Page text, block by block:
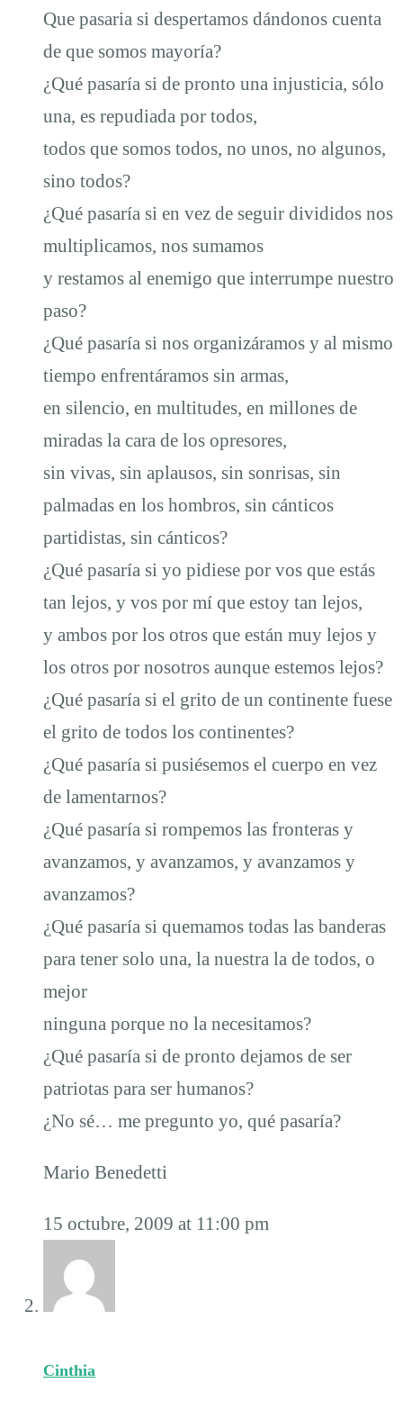
Que pasaria si despertamos dándonos cuenta
de que somos mayoría?
¿Qué pasaría si de pronto una injusticia, sólo
una, es repudiada por todos,
todos que somos todos, no unos, no algunos,
sino todos?
¿Qué pasaría si en vez de seguir divididos nos
multiplicamos, nos sumamos
y restamos al enemigo que interrumpe nuestro
paso?
¿Qué pasaría si nos organizáramos y al mismo
tiempo enfrentáramos sin armas,
en silencio, en multitudes, en millones de
miradas la cara de los opresores,
sin vivas, sin aplausos, sin sonrisas, sin
palmadas en los hombros, sin cánticos
partidistas, sin cánticos?
¿Qué pasaría si yo pidiese por vos que estás
tan lejos, y vos por mí que estoy tan lejos,
y ambos por los otros que están muy lejos y
los otros por nosotros aunque estemos lejos?
¿Qué pasaría si el grito de un continente fuese
el grito de todos los continentes?
¿Qué pasaría si pusiésemos el cuerpo en vez
de lamentarnos?
¿Qué pasaría si rompemos las fronteras y
avanzamos, y avanzamos, y avanzamos y
avanzamos?
¿Qué pasaría si quemamos todas las banderas
para tener solo una, la nuestra la de todos, o
mejor
ninguna porque no la necesitamos?
¿Qué pasaría si de pronto dejamos de ser
patriotas para ser humanos?
¿No sé… me pregunto yo, qué pasaría?
Mario Benedetti
15 octubre, 2009 at 11:00 pm
Cinthia